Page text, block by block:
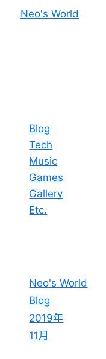
Neo's World
Blog
Tech
Music
Games
Gallery
Etc.
Neo's World
Blog
2019年
11月